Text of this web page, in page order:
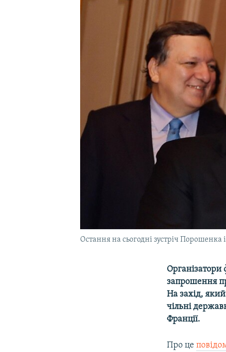
Остання на сьогодні зустріч Порошенка
запрошення
На захід,
чільні
Франції.
Про це